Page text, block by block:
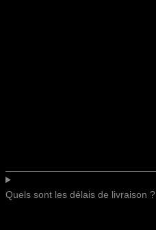
Quels sont les délais de livraison ?